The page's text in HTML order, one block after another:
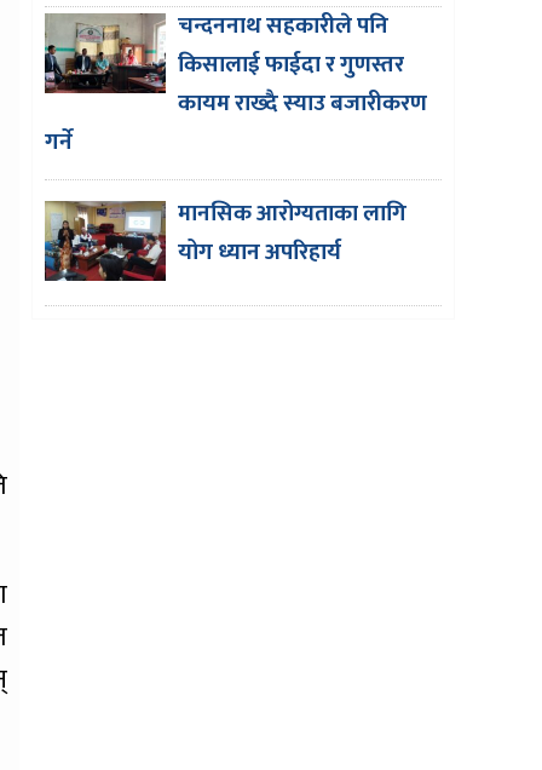
चन्दननाथ सहकारीले पनि
किसालाई फाईदा र गुणस्तर
कायम राख्दै स्याउ बजारीकरण
गर्ने
मानसिक आरोग्यताका लागि
योग ध्यान अपरिहार्य